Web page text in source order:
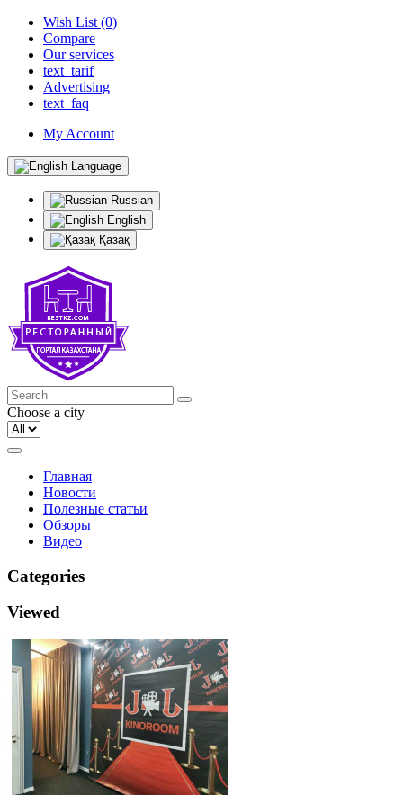
Wish List (0)
Compare
Our services
text_tarif
Advertising
text_faq
My Account
Language
Russian
English
Қазақ
Choose a city
Главная
Новости
Полезные статьи
Обзоры
Видео
Categories
Viewed